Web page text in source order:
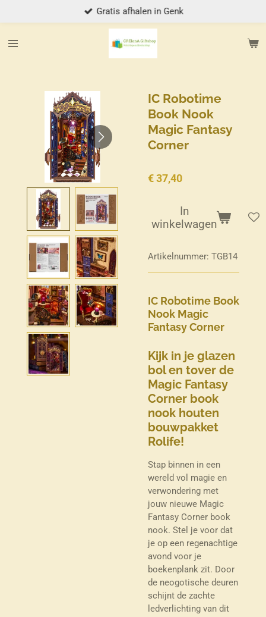
direct
naar
Gratis afhalen in Genk
IC Robotime
Book Nook
Magic Fantasy
Corner
€ 37,40
In
winkelwagen
Artikelnummer: TGB14
IC Robotime Book
Nook Magic
Fantasy Corner
Kijk in je glazen
bol en tover de
Magic Fantasy
Corner book
nook houten
bouwpakket
Rolife!
Stap binnen in een
wereld vol magie en
verwondering met
jouw nieuwe Magic
Fantasy Corner book
nook. Stel je voor dat
je op een regenachtige
avond voor je
boekenplank zit. Door
de neogotische deuren
schijnt de zachte
ledverlichting van dit